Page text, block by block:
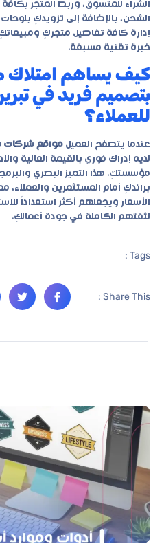
الشراء للمتسوق، وربط المتجر
الشحن، بالإضافة إلى تزويدكِ
إدارة كافة تفاصيل متجركِ
خبرة تقنية مسبقة.
كيف يساهم امتلاك
بتصميم فريد في
للعملاء؟
عندما يتصفح العميل مواقع شركات
لديه إدراك فوري بالقيمة العالية
مؤسستكِ. هذا التميز البصري
براندكِ أمام المستثمرين
الأسعار ويجعلهم أكثر استعداداً
لثقتهم الكاملة في جودة أعمالكِ.
Tags :
Share This :